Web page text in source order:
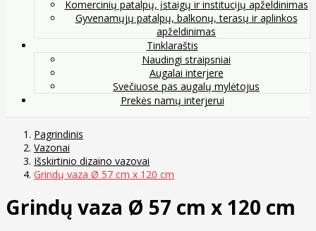
Komercinių patalpų, įstaigų ir institucijų apželdinimas
Gyvenamųjų patalpų, balkonų, terasų ir aplinkos
apželdinimas
Tinklaraštis
Naudingi straipsniai
Augalai interjere
Svečiuose pas augalų mylėtojus
Prekės namų interjerui
Pagrindinis
Vazonai
Išskirtinio dizaino vazovai
Grindų vaza Ø 57 cm x 120 cm
Grindų vaza Ø 57 cm x 120 cm